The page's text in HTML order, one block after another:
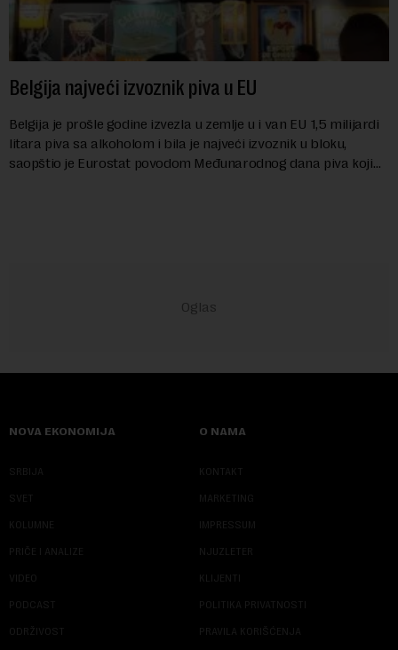
Belgija najveći izvoznik piva u EU
Belgija je prošle godine izvezla u zemlje u i van EU 1,5 milijardi
litara piva sa alkoholom i bila je najveći izvoznik u bloku,
saopštio je Eurostat povodom Međunarodnog dana piva koji
NOVA EKONOMIJA
SRBIJA
SVET
KOLUMNE
PRIČE I ANALIZE
VIDEO
PODCAST
ODRŽIVOST
O NAMA
KONTAKT
MARKETING
IMPRESSUM
NJUZLETER
KLIJENTI
POLITIKA PRIVATNOSTI
PRAVILA KORIŠĆENJA